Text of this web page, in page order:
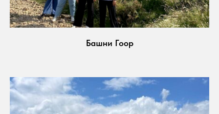
Башни Гоор